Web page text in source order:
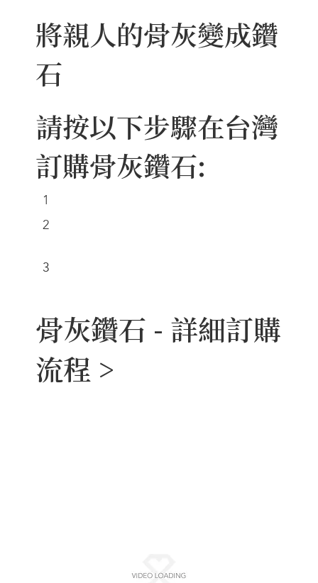
將親人的骨灰變成鑽
石
請按以下步驟在台灣
訂購骨灰鑽石:
1
2
3
骨灰鑽石 - 詳細訂購
流程 >